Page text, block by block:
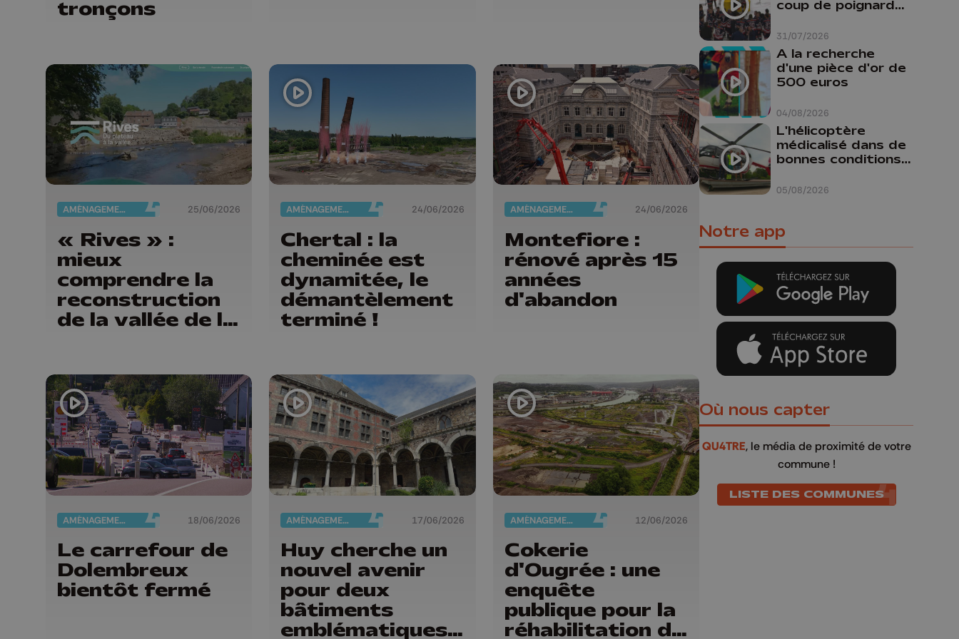
tronçons
AMÉNAGEMENT DU TERRITOIRE 25/06/2026
« Rives » :
mieux
comprendre la
reconstruction
de la vallée de la
AMÉNAGEMENT DU TERRITOIRE 24/06/2026
Chertal : la
cheminée est
dynamitée, le
démantèlement
terminé !
AMÉNAGEMENT DU TERRITOIRE 24/06/2026
Montefiore :
rénové après 15
années
d'abandon
AMÉNAGEMENT DU TERRITOIRE 18/06/2026
Le carrefour de
Dolembreux
bientôt fermé
AMÉNAGEMENT DU TERRITOIRE 17/06/2026
Huy cherche un
nouvel avenir
pour deux
bâtiments
emblématiques
AMÉNAGEMENT DU TERRITOIRE 12/06/2026
Cokerie
d'Ougrée : une
enquête
publique pour la
réhabilitation du
31/07/2026
coup de poignard
04/08/2026
A la recherche
d'une pièce d'or de
500 euros
05/08/2026
L'hélicoptère
médicalisé dans de
bonnes conditions à
Notre app
Où nous capter
QU4TRE, le média de proximité de votre
commune !
LISTE DES COMMUNES